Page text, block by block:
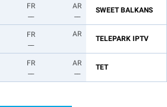
SWEET BALKANS
AR
FR
TELEPARK IPTV
AR
FR
TET
AR
FR